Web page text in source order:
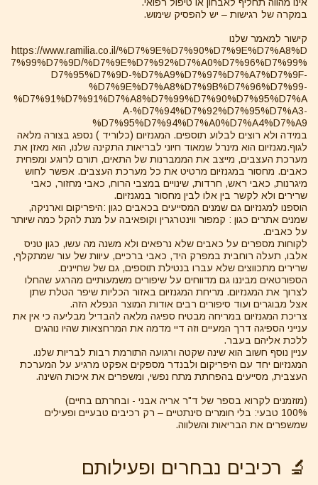
במקרה של רגישות – יש להפסיק שימוש.
קישור למאמר שלנו
https://www.ramilia.co.il/%D7%9E%D7%90%D7%9E%D7%A8%D
7%99%D7%9D/%D7%9E%D7%92%D7%A0%D7%96%D7%99%
D7%95%D7%9D-%D7%A9%D7%97%D7%A7%D7%9F-
%D7%9E%D7%A8%D7%9B%D7%96%D7%99-
%D7%91%D7%91%D7%A8%D7%99%D7%90%D7%95%D7%A
A-%D7%94%D7%92%D7%95%D7%A3-
%D7%95%D7%94%D7%A0%D7%A4%D7%A9
במידה ולא רוצים לבלוע תוספים. המגנזיום (כלוריד ) נספג בצורה מלאה
לגוף.מגנזיום הוא מינרל שמאוד חיוני לבריאות התקינה שלנו, הוא מאזן את
מערכת העצבים, מייצב את הממברנות של התאים, תורם לרוגע ומפחית
כאבים. מחסור במגנזיום מרטיט את כל מערכת העצבים. אפשר לחוש
מיגרנות, כאבי ראש, חרדות, שינויים במצבי הרוח, כאבי מחזור, כאבי
שרירים ולא לקשר בין אלו לבין מחסור במגנזיום.
הוספנו למגנזיום גם שמנים המסייעים בכאבים כגון :היפריקום וארניקה,
שמנים אתרים כגון : קמפור ווינטרגרין וקופאיבה על מנת להקל כמה שיותר
על כאבים.
לקוחות מספרים על כאבים שלא נרפאים ולא משנה מה עשו, כגון טניס
אלבו, תעלה רוחבית במפרק היד, כאבי ברכיים, עיוות של עור שמתקלף,
שרירים מתכווצים שלא עברו בנטילת תוספים, גם של שחיינים.
הספורטאים מביננו גם מדווחים על שיפורים משמעותיים מהרגע שהחלו
לצרוך את המגנזיום. מריחת המגנזיום באזור הכליות שיפר הטלת שתן
אצל מבוגרים ועוד סיפורים רבים אודות המוצר הנפלא הזה.
צריכת המגנזיום במריחה מבטיח ספיגה מלאה להבדיל מבליעה כי אין את
ענייני הספיגה דרך המעיים וזה דיי מדמה את המרחצאות שהיו נוהגים
ללכת אליהם בעבר.
עניין נוסף חשוב הוא שינה שקטה ורגועה התורמת רבות לבריות שלנו.
המגנזיום יחד עם היפריקום ולבנדר מספקים אפקט מרגיע על המערכת
העצבית, מסייעים בהפחתת מתח נפשי, ומשפרים את איכות השינה.
(מוזמנים לקרוא בספר של ד"ר אריה אבני - ובחרתם בחיים)
100% טבעי: בלי חומרים סינתטיים – רק רכיבים טבעיים ופעילים
שמשפרים את הבריאות והשלווה.
🔬 רכיבים נבחרים ופעילותם